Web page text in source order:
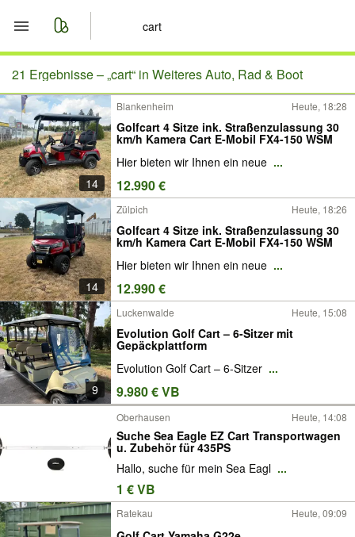
Start
Merkliste
Nachrichten
Anzeige aufgeben
21 Ergebnisse –„cart“ in Weiteres Auto, Rad & Boot
14
Blankenheim Heute, 18:28
Golfcart 4 Sitze ink. Straßenzulassung 30
km/h Kamera Cart E-Mobil FX4-150 WSM
Hier bieten wir Ihnen ein neue ...
12.990 €
14
Zülpich Heute, 18:26
Golfcart 4 Sitze ink. Straßenzulassung 30
km/h Kamera Cart E-Mobil FX4-150 WSM
Hier bieten wir Ihnen ein neue ...
12.990 €
9
Luckenwalde Heute, 15:08
Evolution Golf Cart – 6-Sitzer mit
Gepäckplattform
Evolution Golf Cart – 6-Sitzer ...
9.980 € VB
Oberhausen Heute, 14:08
Suche Sea Eagle EZ Cart Transportwagen
u. Zubehör für 435PS
Hallo, suche für mein Sea Eagl ...
1 € VB
Ratekau Heute, 09:09